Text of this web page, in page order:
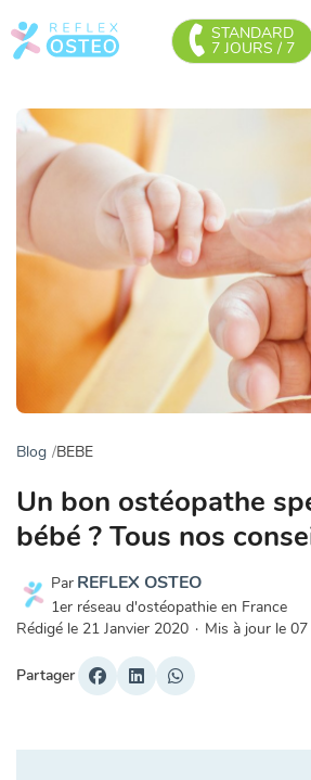
STANDARD
7 JOURS / 7
Blog BEBE
Un bon ostéopathe
bébé ? Tous nos
Par REFLEX OSTEO
1er réseau d'ostéopathie en France
Rédigé le 21 Janvier 2020 · Mis à jour le
Partager